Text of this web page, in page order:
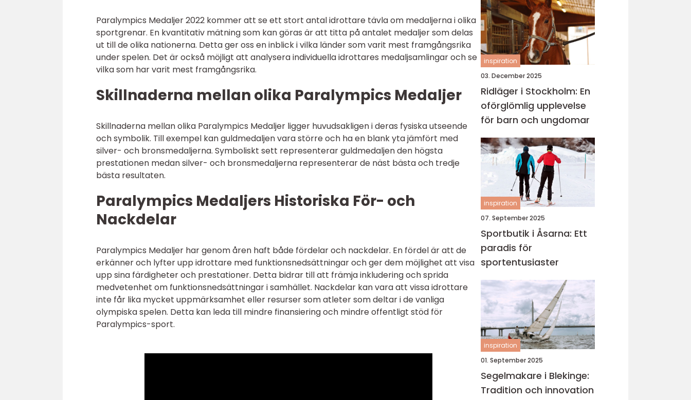
Paralympics Medaljer 2022 kommer att se ett stort antal idrottare tävla om medaljerna i olika
sportgrenar. En kvantitativ mätning som kan göras är att titta på antalet medaljer som delas
ut till de olika nationerna. Detta ger oss en inblick i vilka länder som varit mest framgångsrika
under spelen. Det är också möjligt att analysera individuella idrottares medaljsamlingar och se
vilka som har varit mest framgångsrika.
Skillnaderna mellan olika Paralympics Medaljer
Skillnaderna mellan olika Paralympics Medaljer ligger huvudsakligen i deras fysiska utseende
och symbolik. Till exempel kan guldmedaljen vara större och ha en blank yta jämfört med
silver- och bronsmedaljerna. Symboliskt sett representerar guldmedaljen den högsta
prestationen medan silver- och bronsmedaljerna representerar de näst bästa och tredje
bästa resultaten.
Paralympics Medaljers Historiska För- och
Nackdelar
Paralympics Medaljer har genom åren haft både fördelar och nackdelar. En fördel är att de
erkänner och lyfter upp idrottare med funktionsnedsättningar och ger dem möjlighet att visa
upp sina färdigheter och prestationer. Detta bidrar till att främja inkludering och sprida
medvetenhet om funktionsnedsättningar i samhället. Nackdelar kan vara att vissa idrottare
inte får lika mycket uppmärksamhet eller resurser som atleter som deltar i de vanliga
olympiska spelen. Detta kan leda till mindre finansiering och mindre offentligt stöd för
Paralympics-sport.
inspiration
03. December 2025
Ridläger i Stockholm: En
oförglömlig upplevelse
för barn och ungdomar
inspiration
07. September 2025
Sportbutik i Åsarna: Ett
paradis för
sportentusiaster
inspiration
01. September 2025
Segelmakare i Blekinge:
Tradition och innovation